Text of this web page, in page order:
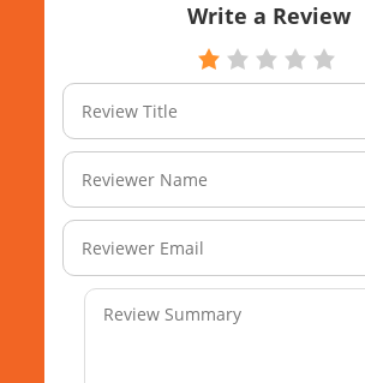
Write a Review